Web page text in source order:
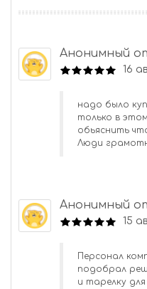
Анонимный
16
надо было
только в
обьяснить
Люди
Анонимный
15
Персонал
подобрал
и тарелку